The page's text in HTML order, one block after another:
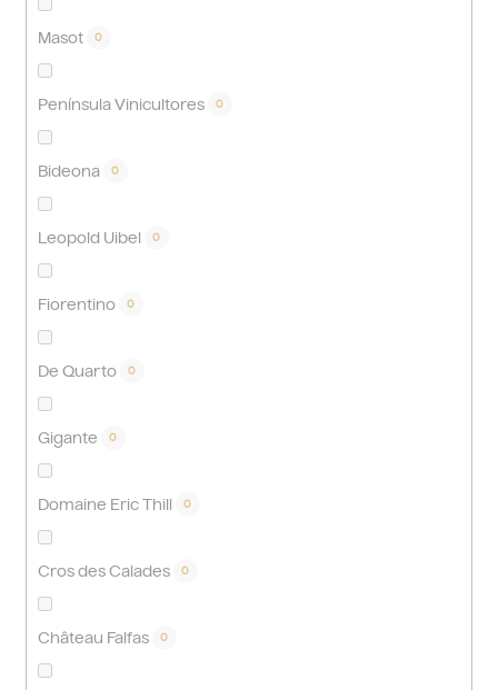
Masot 0
Península Vinicultores 0
Bideona 0
Leopold Uibel 0
Fiorentino 0
De Quarto 0
Gigante 0
Domaine Eric Thill 0
Cros des Calades 0
Château Falfas 0